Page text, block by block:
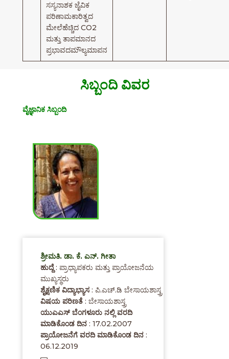
ಸಸ್ಯನಾಶಕ ಜೈವಿಕ
ಪರಿಣಾಮಕಾರಿತ್ವದ
ಮೇಲೆಹೆಚ್ಚಿದ CO2
ಮತ್ತು ತಾಪಮಾನದ
ಪ್ರಭಾವದಮೌಲ್ಯಮಾಪನ
ಸಿಬ್ಬಂದಿ ವಿವರ
ವೈಜ್ಞಾನಿಕ ಸಿಬ್ಬಂದಿ
ಶ್ರೀಮತಿ. ಡಾ. ಕೆ. ಎನ್. ಗೀತಾ
ಹುದ್ದೆ: ಪ್ರಾಧ್ಯಾಪಕರು ಮತ್ತು ಪ್ರಾಯೋಜನೆಯ
ಮುಖ್ಯಸ್ಥರು
ಶೈಕ್ಷಣಿಕ ವಿದ್ಯಾಭ್ಯಾಸ : ಪಿ.ಎಚ್.ಡಿ ಬೇಸಾಯಶಾಸ್ತ್ರ
ವಿಷಯ ಪರಿಣತೆ : ಬೇಸಾಯಶಾಸ್ತ್ರ
ಯುಎಎಸ್ ಬೆಂಗಳೂರು ನಲ್ಲಿ ವರದಿ
ಮಾಡಿಕೊಂಡ ದಿನ : 17.02.2007
ಪ್ರಾಯೋಜನೆಗೆ ವರದಿ ಮಾಡಿಕೊಂಡ ದಿನ :
06.12.2019